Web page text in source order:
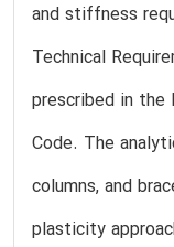
and stiffness
Technical
prescribed in the
Code. The
columns, and
plasticity